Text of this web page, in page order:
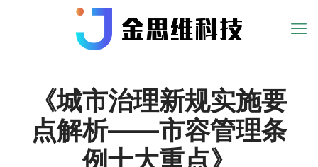
《城市治理新规实施要
点解析——市容管理条
例十大重点》